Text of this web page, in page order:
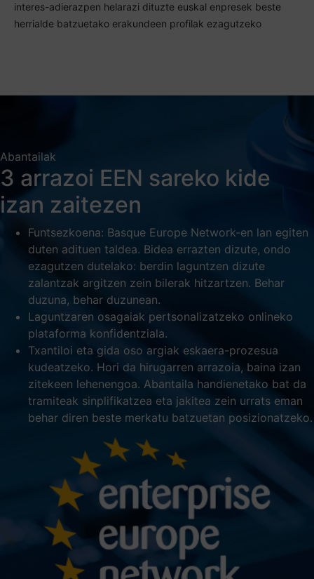
interes-adierazpen helarazi dituzte euskal enpresek beste
herrialde batzuetako erakundeen profilak ezagutzeko
Abantailak
3 arrazoi EEN sareko kide
izan zaitezen
Funtsezkoena: Basque Europe Network-en lan egiten
duten adituen taldea. Bidea errazten dizute, ondo
ezagutzen dutelako: berdin laguntzen dizute
zalantzak argitzen zein bilerak hitzartzen. Behar
duzuna, behar duzunean.
Laguntzaren osagaiak pertsonalizatzeko onlineko
plataforma konfidentziala.
Txantiloi eta gida oso argiak eskaera-prozesua
kudeatzeko. Hori da hirugarren arrazoia, baina izan
zitekeen lehenengoa. Abantaila handienetako bat da
tramiteak sinplifikatzea eta jakitea zein urrats eman
behar diren beste merkatu batzuetan posizionatzeko.